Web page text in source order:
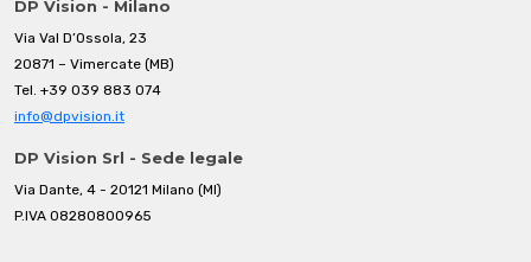
DP Vision - Milano
Via Val D’Ossola, 23
20871 – Vimercate (MB)
Tel. +39 039 883 074
info@dpvision.it
DP Vision Srl - Sede legale
Via Dante, 4 - 20121 Milano (MI)
P.IVA 08280800965